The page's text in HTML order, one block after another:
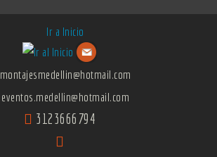
montajesmedellin@hotmail.com
eventos.medellin@hotmail.com
3123666794